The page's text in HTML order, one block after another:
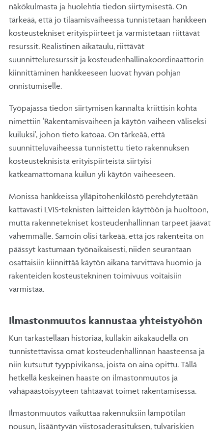
näkökulmasta ja huolehtia tiedon siirtymisestä. On
tärkeää, että jo tilaamisvaiheessa tunnistetaan hankkeen
kosteustekniset erityispiirteet ja varmistetaan riittävät
resurssit. Realistinen aikataulu, riittävät
suunnitteluresurssit ja kosteudenhallinakoordinaattorin
kiinnittäminen hankkeeseen luovat hyvän pohjan
onnistumiselle.
Työpajassa tiedon siirtymisen kannalta kriittisin kohta
nimettiin 'Rakentamisvaiheen ja käytön vaiheen väliseksi
kuiluksi', johon tieto katoaa. On tärkeää, että
suunnitteluvaiheessa tunnistettu tieto rakennuksen
kosteusteknisistä erityispiirteistä siirtyisi
katkeamattomana kuilun yli käytön vaiheeseen.
Monissa hankkeissa ylläpitohenkilöstö perehdytetään
kattavasti LVIS-teknisten laitteiden käyttöön ja huoltoon,
mutta rakennetekniset kosteudenhallinnan tarpeet jäävät
vähemmälle. Samoin olisi tärkeää, että jos rakenteita on
päässyt kastumaan työnaikaisesti, niiden seurantaan
osattaisiin kiinnittää käytön aikana tarvittava huomio ja
rakenteiden kosteustekninen toimivuus voitaisiin
varmistaa.
Ilmastonmuutos kannustaa yhteistyöhön
Kun tarkastellaan historiaa, kullakin aikakaudella on
tunnistettavissa omat kosteudenhallinnan haasteensa ja
niin kutsutut tyyppivikansa, joista on aina opittu. Tällä
hetkellä keskeinen haaste on ilmastonmuutos ja
vähäpäästöisyyteen tähtäävät toimet rakentamisessa.
Ilmastonmuutos vaikuttaa rakennuksiin lämpötilan
nousun, lisääntyvän viistosaderasituksen, tulvariskien